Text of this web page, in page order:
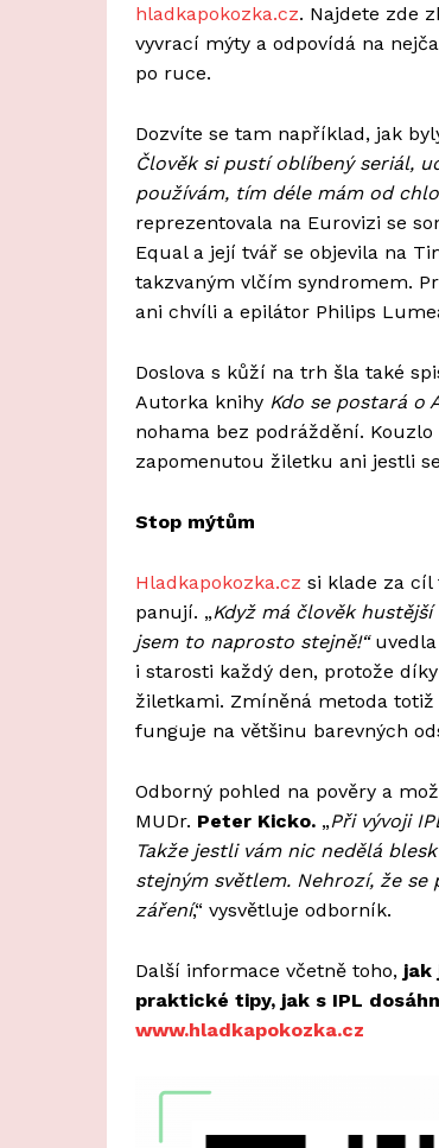
hladkapokozka.cz. Najdete zde
vyvrací mýty a odpovídá na
po ruce.
Dozvíte se tam například, jak
Člověk si pustí oblíbený seriál,
používám, tím déle mám od
reprezentovala na Eurovizi se
Equal a její tvář se objevila na
takzvaným vlčím syndromem.
ani chvíli a epilátor Philips
Doslova s kůží na trh šla také
Autorka knihy Kdo se postará o
nohama bez podráždění.
zapomenutou žiletku ani jestli
Stop mýtům
Hladkapokozka.cz si klade za cíl
panují. „Když má člověk
jsem to naprosto stejně!“uvedla
i starosti každý den, protože
žiletkami. Zmíněná metoda
funguje na většinu barevných
Odborný pohled na pověry a
MUDr. Peter Kicko. „Při vývoji
Takže jestli vám nic nedělá
stejným světlem. Nehrozí, že
záření,“ vysvětluje odborník.
Další informace včetně toho, jak
praktické tipy, jak s IPL
www.hladkapokozka.cz